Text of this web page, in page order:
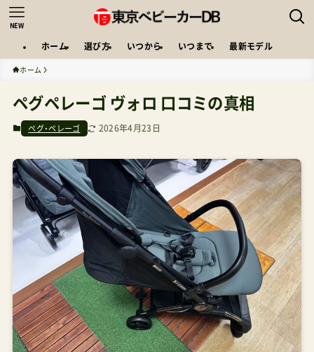
NEW
ホーム 選び方 いつから いつまで 最新モデル
ホーム
ペグペレーゴ ヴォロ 口コミの真相
ペグ・ペレーゴ 2026年4月23日